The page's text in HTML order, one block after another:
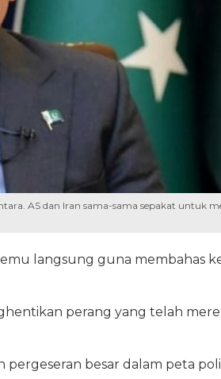
AS dan Iran sama-sama sepakat untuk
langsung guna membahas
perang yang telah
pergeseran besar dalam peta